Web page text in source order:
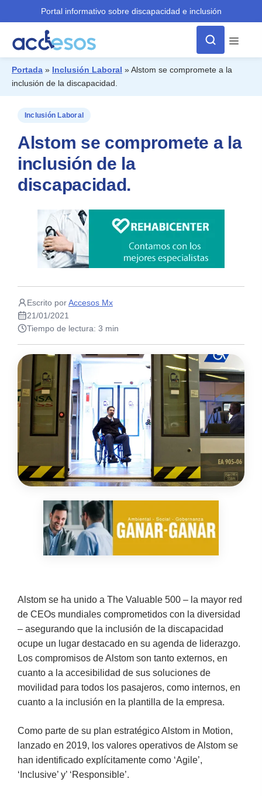
Portal informativo sobre discapacidad e inclusión
Menú
¿Qué buscas?
Portada » Inclusión Laboral »Alstom se compromete a la
inclusión de la discapacidad.
Inclusión Laboral
Alstom se compromete a la
inclusión de la
discapacidad.
Escrito porAccesos Mx
21/01/2021
Tiempo de lectura: 3 min
Alstom se ha unido a The Valuable 500 – la mayor red
de CEOs mundiales comprometidos con la diversidad
– asegurando que la inclusión de la discapacidad
ocupe un lugar destacado en su agenda de liderazgo.
Los compromisos de Alstom son tanto externos, en
cuanto a la accesibilidad de sus soluciones de
movilidad para todos los pasajeros, como internos, en
cuanto a la inclusión en la plantilla de la empresa.
Como parte de su plan estratégico Alstom in Motion,
lanzado en 2019, los valores operativos de Alstom se
han identificado explícitamente como ‘Agile’,
‘Inclusive’ y’ ‘Responsible’.